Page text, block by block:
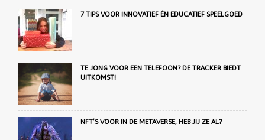
7 TIPS VOOR INNOVATIEF ÉN EDUCATIEF SPEELGOED
TE JONG VOOR EEN TELEFOON? DE TRACKER BIEDT
UITKOMST!
NFT’S VOOR IN DE METAVERSE, HEB JIJ ZE AL?